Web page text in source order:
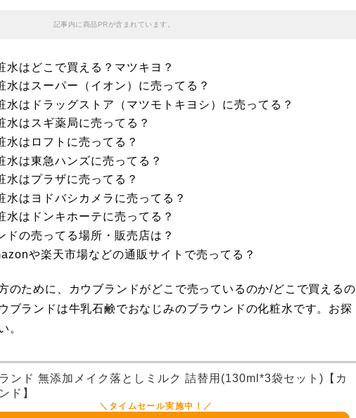
記事内に商品PRが含まれています。
水はどこで買える？マツキヨ？
水はスーパー（イオン）に売ってる？
水はドラッグストア（マツモトキヨシ）に売ってる？
水はスギ薬局に売ってる？
水はロフトに売ってる？
水は東急ハンズに売ってる？
水はプラザに売ってる？
水はヨドバシカメラに売ってる？
水はドンキホーテに売ってる？
ドの売ってる場所・販売店は？
や楽天市場などの通販サイトで売ってる？
のために、カウブランドがどこで売っているのか/どこで買えるの
ブランドは牛乳石鹸でおなじみのブラウンドの化粧水です。お探
。
ンド 無添加メイク落としミルク 詰替用(130ml*3袋セット)【カ
ド】